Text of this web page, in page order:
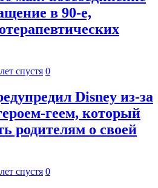
в 90-е,
спустя 0
Disney из-за
геем, который
родителям о своей
спустя 0